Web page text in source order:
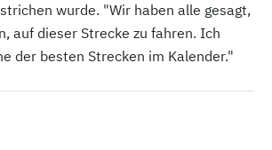
wurde. "Wir haben alle gesagt,
auf dieser Strecke zu fahren. Ich
der besten Strecken im Kalender."